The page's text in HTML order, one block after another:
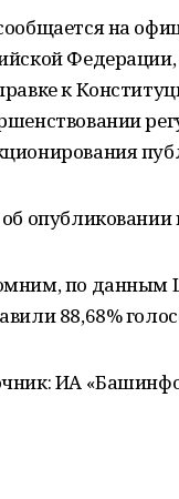
на
к
опубликовании
по данным
88,68%
ИА